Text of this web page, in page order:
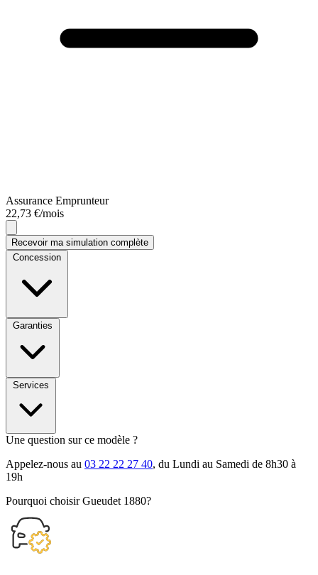
Assurance Emprunteur
22,73 €/mois
Recevoir ma simulation complète
Concession
Garanties
Services
Une question sur ce modèle ?
Appelez-nous au 03 22 22 27 40, du Lundi au Samedi de 8h30 à
19h
Pourquoi choisir Gueudet 1880?